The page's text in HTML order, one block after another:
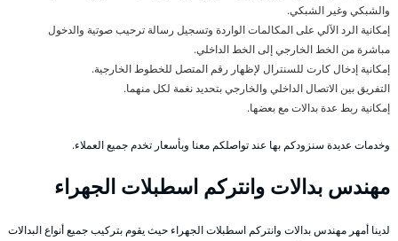
والشبكي وغير الشبكي.
إمكانية الرد الآلي على المكالمات الواردة وتسجيل رسالة ترحيب صوتية والدخول
مباشرة من الخط الخارجي إلى الخط الداخلي.
إمكانية إدخال كارت للسنترال لإظهار رقم المتصل للخطوط الخارجية.
التفريق بين الاتصال الداخلي والخارجي بتحديد نغمة لكل منهما.
إمكانية ربط عدة بدالات مع بعضها.
وخدمات عديدة سنزودكم بها عند تواصلكم معنا وبأسعار تخدم جميع العملاء.
مهندس بدالات وانتركم اسطبلات الجهراء
لدينا أمهر مهندس بدالات وانتركم اسطبلات الجهراء حيث يقوم بتركيب جميع أنواع البدالات